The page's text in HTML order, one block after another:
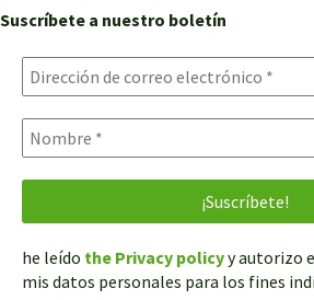
Suscríbete a nuestro boletín
he leído the Privacy policyy autorizo
mis datos personales para los fines